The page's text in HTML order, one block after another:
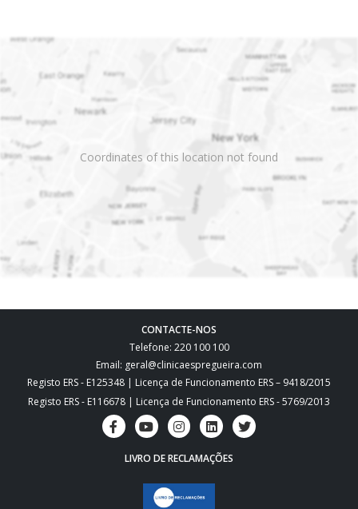
Coordinates of this location not found
CONTACTE-NOS
Telefone: 220 100 100
Email: geral@clinicaespregueira.com
Registo ERS - E125348 | Licença de Funcionamento ERS – 9418/2015
Registo ERS - E116678 | Licença de Funcionamento ERS - 5769/2013
LIVRO DE RECLAMAÇÕES